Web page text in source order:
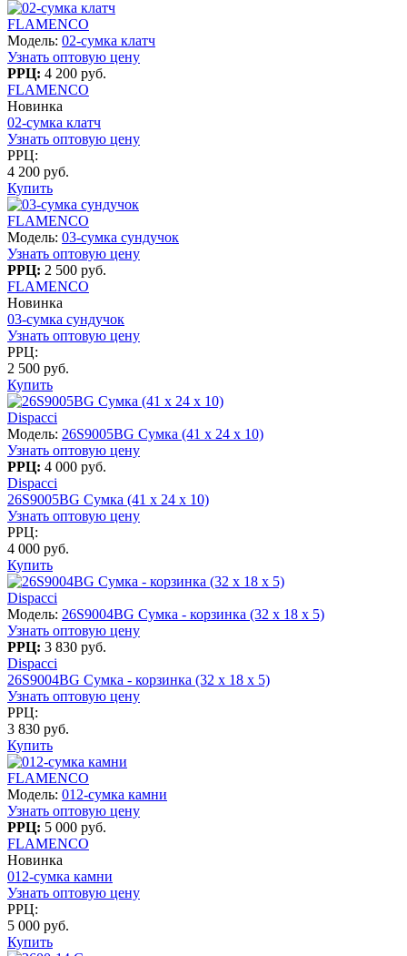
FLAMENCO
Модель: 02-сумка клатч
Узнать оптовую цену
РРЦ: 4 200 руб.
FLAMENCO
Новинка
02-сумка клатч
Узнать оптовую цену
РРЦ:
4 200 руб.
Купить
FLAMENCO
Модель: 03-сумка сундучок
Узнать оптовую цену
РРЦ: 2 500 руб.
FLAMENCO
Новинка
03-сумка сундучок
Узнать оптовую цену
РРЦ:
2 500 руб.
Купить
Dispacci
Модель: 26S9005BG Сумка (41 х 24 х 10)
Узнать оптовую цену
РРЦ: 4 000 руб.
Dispacci
26S9005BG Сумка (41 х 24 х 10)
Узнать оптовую цену
РРЦ:
4 000 руб.
Купить
Dispacci
Модель: 26S9004BG Сумка - корзинка (32 х 18 х 5)
Узнать оптовую цену
РРЦ: 3 830 руб.
Dispacci
26S9004BG Сумка - корзинка (32 х 18 х 5)
Узнать оптовую цену
РРЦ:
3 830 руб.
Купить
FLAMENCO
Модель: 012-сумка камни
Узнать оптовую цену
РРЦ: 5 000 руб.
FLAMENCO
Новинка
012-сумка камни
Узнать оптовую цену
РРЦ:
5 000 руб.
Купить